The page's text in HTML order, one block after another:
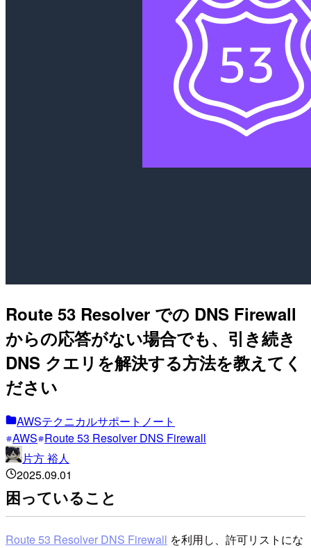
Route 53 Resolver での DNS Firewall
からの応答がない場合でも、引き続き
DNS クエリを解決する方法を教えてく
ださい
AWSテクニカルサポートノート
AWS Route 53 Resolver DNS Firewall
片方 裕人
2025.09.01
困っていること
Route 53 Resolver DNS Firewall を利用し、許可リストにな